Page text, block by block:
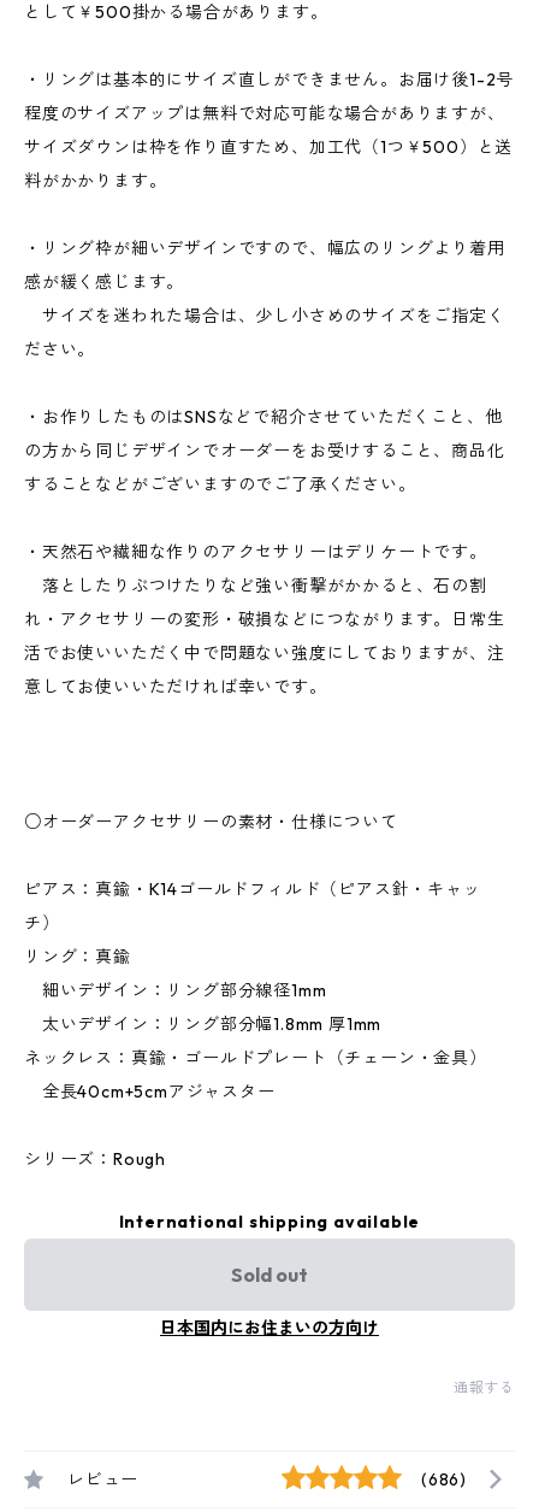
として￥500掛かる場合があります。
・リングは基本的にサイズ直しができません。お届け後1-2号
程度のサイズアップは無料で対応可能な場合がありますが、
サイズダウンは枠を作り直すため、加工代（1つ￥500）と送
料がかかります。
・リング枠が細いデザインですので、幅広のリングより着用
感が緩く感じます。
サイズを迷われた場合は、少し小さめのサイズをご指定く
ださい。
・お作りしたものはSNSなどで紹介させていただくこと、他
の方から同じデザインでオーダーをお受けすること、商品化
することなどがございますのでご了承ください。
・天然石や繊細な作りのアクセサリーはデリケートです。
落としたりぶつけたりなど強い衝撃がかかると、石の割
れ・アクセサリーの変形・破損などにつながります。日常生
活でお使いいただく中で問題ない強度にしておりますが、注
意してお使いいただければ幸いです。
○オーダーアクセサリーの素材・仕様について
ピアス：真鍮・K14ゴールドフィルド（ピアス針・キャッ
チ）
リング：真鍮
細いデザイン：リング部分線径1mm
太いデザイン：リング部分幅1.8mm 厚1mm
ネックレス：真鍮・ゴールドプレート（チェーン・金具）
全長40cm+5cmアジャスター
シリーズ：Rough
International shipping available
Sold out
日本国内にお住まいの方向け
通報する
レビュー (686)